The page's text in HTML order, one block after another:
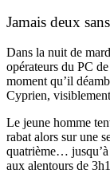
Jamais deux
Dans la nuit de
opérateurs du PC
moment qu’il
Cyprien,
Le jeune homme
rabat alors sur une
quatrième… jusqu’à
aux alentours de